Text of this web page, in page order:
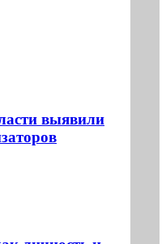
выявили